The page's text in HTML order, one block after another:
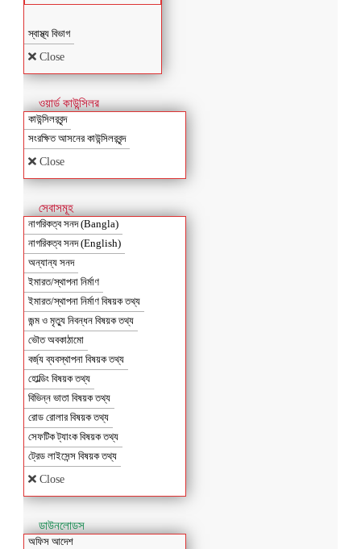
স্বাস্থ্য বিভাগ
Close
ওয়ার্ড কাউন্সিলর
কাউন্সিলরবৃন্দ
সংরক্ষিত আসনের কাউন্সিলরবৃন্দ
Close
সেবাসমূহ
নাগরিকত্ব সনদ (Bangla)
নাগরিকত্ব সনদ (English)
অন্যান্য সনদ
ইমারত/স্থাপনা নির্মাণ
ইমারত/স্থাপনা নির্মাণ বিষয়ক তথ্য
জন্ম ও মৃত্যু নিবন্ধন বিষয়ক তথ্য
ভৌত অবকাঠামো
বর্জ্য ব্যবস্থাপনা বিষয়ক তথ্য
হোল্ডিং বিষয়ক তথ্য
বিভিন্ন ভাতা বিষয়ক তথ্য
রোড রোলার বিষয়ক তথ্য
সেফটিক ট্যাংক বিষয়ক তথ্য
ট্রেড লাইসেন্স বিষয়ক তথ্য
Close
ডাউনলোডস
অফিস আদেশ